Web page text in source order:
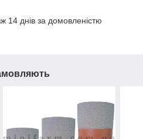
14 днів за домовленістю